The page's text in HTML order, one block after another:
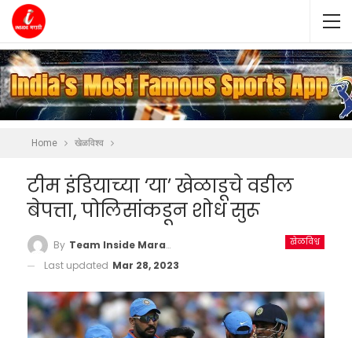
Home खेळविश्व
टीम इंडियाच्या ‘या’ खेळाडूचे वडील
बेपत्ता, पोलिसांकडून शोध सुरू
खेळविश्व
By Team Inside Marathi
Last updated Mar 28, 2023